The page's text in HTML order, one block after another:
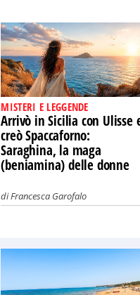
MISTERI E LEGGENDE
Arrivò in Sicilia con Ulisse
creò Spaccaforno:
Saraghina, la maga
(beniamina) delle donne
diFrancesca Garofalo